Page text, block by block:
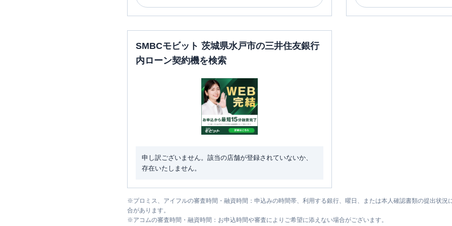
SMBCモビット 茨城県水戸市の三井住友銀行
内ローン契約機を検索
申し訳ございません。該当の店舗が登録されていないか、
存在いたしません。
※プロミス、アイフルの審査時間・融資時間：申込みの時間帯、利用する銀行、曜日、または本人確認書類の提出状況
合があります。
※アコムの審査時間・融資時間：お申込時間や審査によりご希望に添えない場合がございます。